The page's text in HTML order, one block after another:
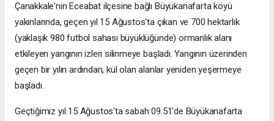
Çanakkale'nin Eceabat ilçesine bağlı Büyükanafarta köyü
yakınlarında, geçen yıl 15 Ağustos'ta çıkan ve 700 hektarlık
(yaklaşık 980 futbol sahası büyüklüğünde) ormanlık alanı
etkileyen yangının izleri silinmeye başladı. Yangının üzerinden
geçen bir yılın ardından, kül olan alanlar yeniden yeşermeye
başladı.
Geçtiğimiz yıl 15 Ağustos'ta sabah 09.51'de Büyükanafarta